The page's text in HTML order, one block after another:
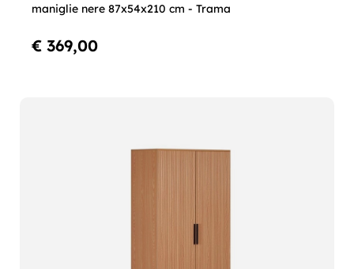
maniglie nere 87x54x210 cm - Trama
€ 369,00